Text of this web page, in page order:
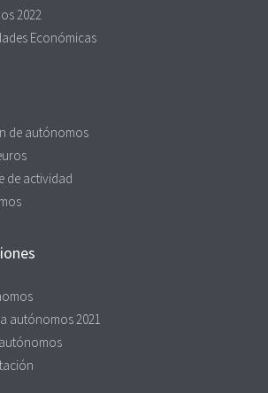
2022
Económicas
de autónomos
de actividad
autónomos 2021